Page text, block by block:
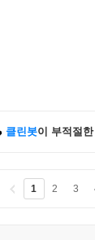
클린봇이 부적절
1 2 3